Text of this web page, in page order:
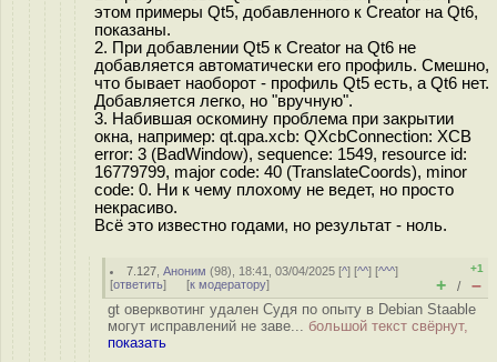
этом примеры Qt5, добавленного к Creator на Qt6,
показаны.
2. При добавлении Qt5 к Creator на Qt6 не
добавляется автоматически его профиль. Смешно,
что бывает наоборот - профиль Qt5 есть, а Qt6 нет.
Добавляется легко, но "вручную".
3. Набившая оскомину проблема при закрытии
окна, например: qt.qpa.xcb: QXcbConnection: XCB
error: 3 (BadWindow), sequence: 1549, resource id:
16779799, major code: 40 (TranslateCoords), minor
code: 0. Ни к чему плохому не ведет, но просто
некрасиво.
Всё это известно годами, но результат - ноль.
7.127 ,Аноним (98), 18:41, 03/04/2025 [^] [^^] [^^^]
[ответить] [к модератору]
+1
+ / –
gt оверквотинг удален Судя по опыту в Debian Staable
могут исправлений не заве... большой текст свёрнут,
показать